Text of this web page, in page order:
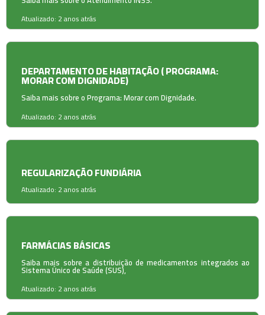
Atualizado: 2 anos atrás
DEPARTAMENTO DE HABITAÇÃO ( PROGRAMA:
MORAR COM DIGNIDADE)
Saiba mais sobre o Programa: Morar com Dignidade.
Atualizado: 2 anos atrás
REGULARIZAÇÃO FUNDIÁRIA
Atualizado: 2 anos atrás
FARMÁCIAS BÁSICAS
Saiba mais sobre a distribuição de medicamentos integrados ao
Sistema Único de Saúde (SUS),
Atualizado: 2 anos atrás